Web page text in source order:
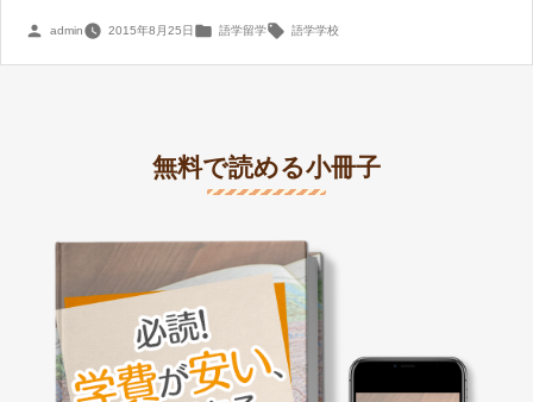
投
admin 2015年8月25日
カ
語学留学
タ
語学学校
無料で読める小冊子